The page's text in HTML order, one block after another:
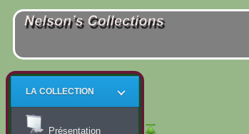
LA COLLECTION
Présentation